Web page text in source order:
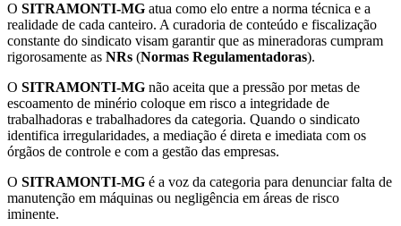
O SITRAMONTI-MG atua como elo entre a norma técnica e a
realidade de cada canteiro. A curadoria de conteúdo e fiscalização
constante do sindicato visam garantir que as mineradoras cumpram
rigorosamente as NRs (Normas Regulamentadoras).
O SITRAMONTI-MG não aceita que a pressão por metas de
escoamento de minério coloque em risco a integridade de
trabalhadoras e trabalhadores da categoria. Quando o sindicato
identifica irregularidades, a mediação é direta e imediata com os
órgãos de controle e com a gestão das empresas.
O SITRAMONTI-MG é a voz da categoria para denunciar falta de
manutenção em máquinas ou negligência em áreas de risco
iminente.